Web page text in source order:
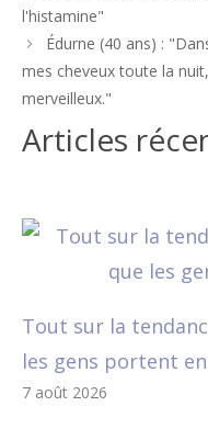
l'histamine"
Édurne (40 ans) :
mes cheveux toute la
merveilleux."
Articles
Tout sur la
les gens portent
7 août 2026